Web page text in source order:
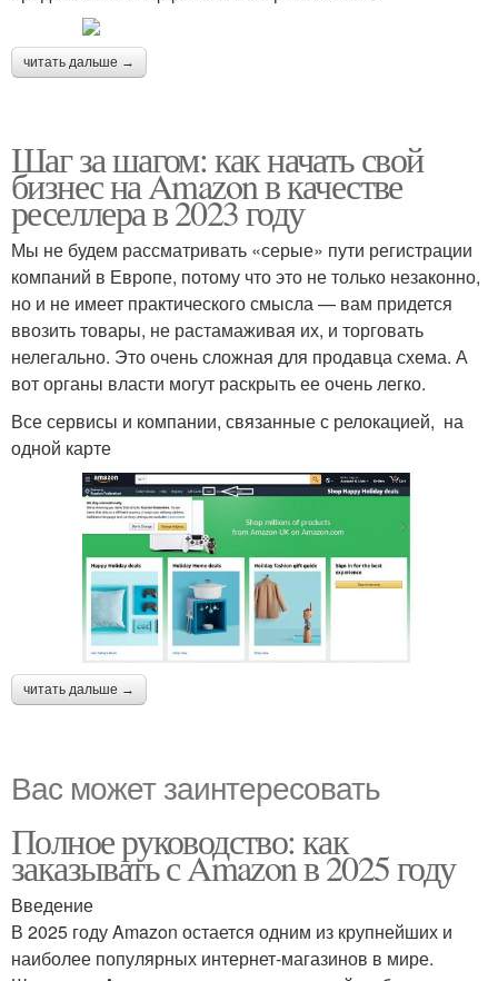
читать дальше →
Шаг за шагом: как начать свой
бизнес на Amazon в качестве
реселлера в 2023 году
Мы не будем рассматривать «серые» пути регистрации
компаний в Европе, потому что это не только незаконно,
но и не имеет практического смысла — вам придется
ввозить товары, не растамаживая их, и торговать
нелегально. Это очень сложная для продавца схема. А
вот органы власти могут раскрыть ее очень легко.
Все сервисы и компании, связанные с релокацией, на
одной карте
читать дальше →
Вас может заинтересовать
Полное руководство: как
заказывать с Amazon в 2025 году
Введение
В 2025 году Amazon остается одним из крупнейших и
наиболее популярных интернет-магазинов в мире.